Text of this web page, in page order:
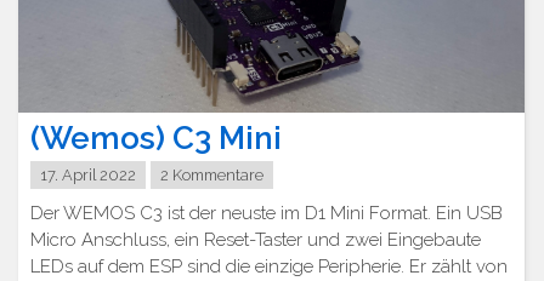
(Wemos) C3 Mini
17. April 2022 2 Kommentare
Der WEMOS C3 ist der neuste im D1 Mini Format. Ein USB
Micro Anschluss, ein Reset-Taster und zwei Eingebaute
LEDs auf dem ESP sind die einzige Peripherie. Er zählt von